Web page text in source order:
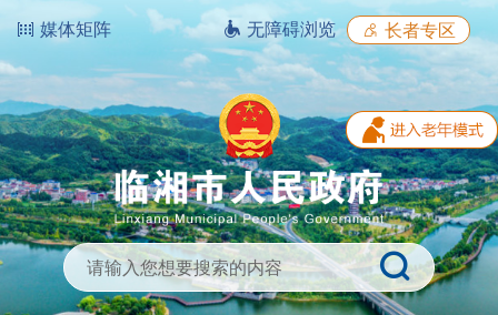
媒体矩阵 无障碍浏览 长者专区